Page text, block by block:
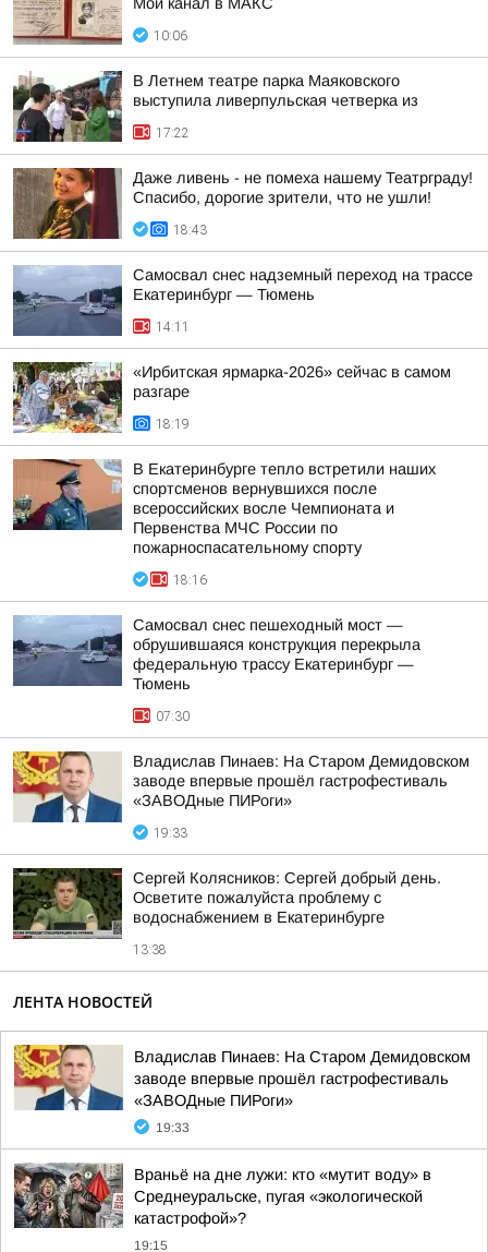
10:06
В Летнем театре парка Маяковского
выступила ливерпульская четверка из
17:22
Даже ливень - не помеха нашему Театрграду!
Спасибо, дорогие зрители, что не ушли!
18:43
Самосвал снес надземный переход на трассе
Екатеринбург — Тюмень
14:11
«Ирбитская ярмарка-2026» сейчас в самом
разгаре
18:19
В Екатеринбурге тепло встретили наших
спортсменов вернувшихся после
всероссийских восле Чемпионата и
Первенства МЧС России по
пожарноспасательному спорту
18:16
Самосвал снес пешеходный мост —
обрушившаяся конструкция перекрыла
федеральную трассу Екатеринбург —
Тюмень
07:30
Владислав Пинаев: На Старом Демидовском
заводе впервые прошёл гастрофестиваль
«ЗАВОДные ПИРоги»
19:33
Сергей Колясников: Сергей добрый день.
Осветите пожалуйста проблему с
водоснабжением в Екатеринбурге
13:38
ЛЕНТА НОВОСТЕЙ
Владислав Пинаев: На Старом Демидовском
заводе впервые прошёл гастрофестиваль
«ЗАВОДные ПИРоги»
19:33
Враньё на дне лужи: кто «мутит воду» в
Среднеуральске, пугая «экологической
катастрофой»?
19:15